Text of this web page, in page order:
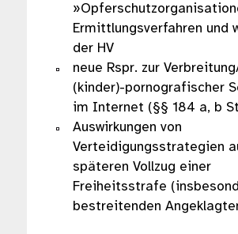
Ermittlungsverfahren und
der HV
neue Rspr. zur
(kinder)-pornografischer
im Internet (§§ 184 a, b
Auswirkungen von
Verteidigungsstrategien
späteren Vollzug einer
Freiheitsstrafe
bestreitenden